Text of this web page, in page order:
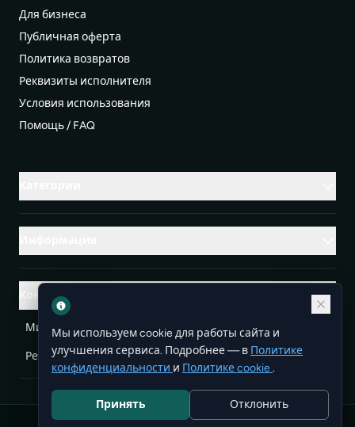
Для бизнеса
Публичная оферта
Политика возвратов
Реквизиты исполнителя
Условия использования
Помощь / FAQ
Контакты
Михаленко Руслан Леонидович, УНП ЕА3732804
Республика Беларусь info@doit.by
Мы используем cookie для работы сайта и
улучшения сервиса. Подробнее — в Политике
конфиденциальности и Политике cookie.
Принять Отклонить